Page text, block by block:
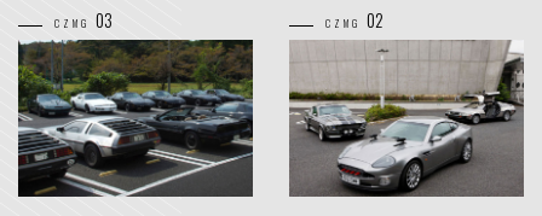
CZMG 03 CZMG 02